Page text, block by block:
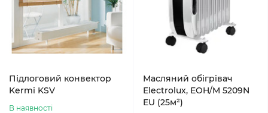
Підлоговий конвектор
Kermi KSV
В наявності
Масляний обігрівач
Electrolux, EOH/M 5209N
EU (25м²)